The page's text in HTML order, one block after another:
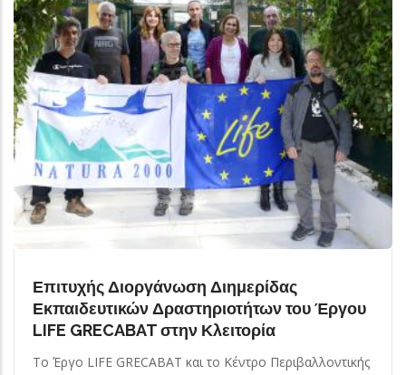
Επιτυχής Διοργάνωση Διημερίδας
Εκπαιδευτικών Δραστηριοτήτων του Έργου
LIFE GRECABAT στην Κλειτορία
Το Έργο LIFE GRECABAT και το Κέντρο Περιβαλλοντικής